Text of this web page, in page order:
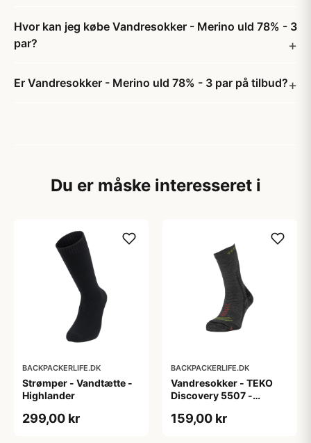
Hvor kan jeg købe Vandresokker - Merino uld 78% - 3
par?
Er Vandresokker - Merino uld 78% - 3 par på tilbud?
Du er måske interesseret i
BACKPACKERLIFE.DK
Strømper - Vandtætte -
Highlander
299,00 kr
BACKPACKERLIFE.DK
Vandresokker - TEKO
Discovery 5507 -
159,00 kr